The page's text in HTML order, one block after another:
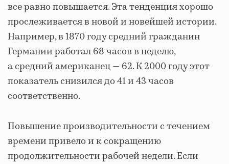
все равно повышается. Эта тенденция хорошо
прослеживается в новой и новейшей истории.
Например, в 1870 году средний гражданин
Германии работал 68 часов в неделю,
а средний американец — 62. К 2000 году этот
показатель снизился до 41 и 43 часов
соответственно.
Повышение производительности с течением
времени привело и к сокращению
продолжительности рабочей недели. Если